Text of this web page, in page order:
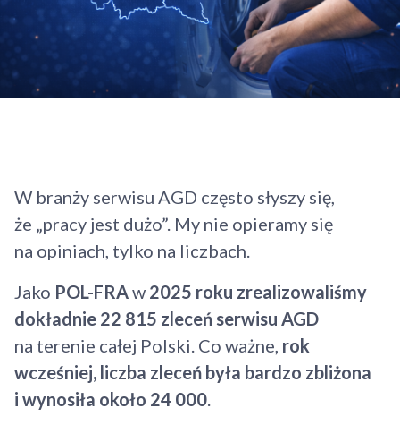
W branży serwisu AGD często słyszy się,
że „pracy jest dużo”. My nie opieramy się
na opiniach, tylko na liczbach.
Jako POL-FRAw 2025 roku zrealizowaliśmy
dokładnie 22 815 zleceń serwisu AGD
na terenie całej Polski. Co ważne, rok
wcześniej, liczba zleceń była bardzo zbliżona
i wynosiła około 24 000.